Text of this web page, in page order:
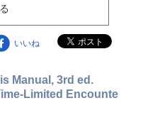
いいね
Manual, 3rd ed.
Limited Encounte